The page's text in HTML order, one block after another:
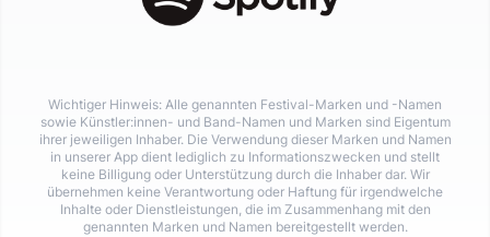
Wichtiger Hinweis: Alle genannten Festival-Marken und -Namen
sowie Künstler:innen- und Band-Namen und Marken sind Eigentum
ihrer jeweiligen Inhaber. Die Verwendung dieser Marken und Namen
in unserer App dient lediglich zu Informationszwecken und stellt
keine Billigung oder Unterstützung durch die Inhaber dar. Wir
übernehmen keine Verantwortung oder Haftung für irgendwelche
Inhalte oder Dienstleistungen, die im Zusammenhang mit den
genannten Marken und Namen bereitgestellt werden.